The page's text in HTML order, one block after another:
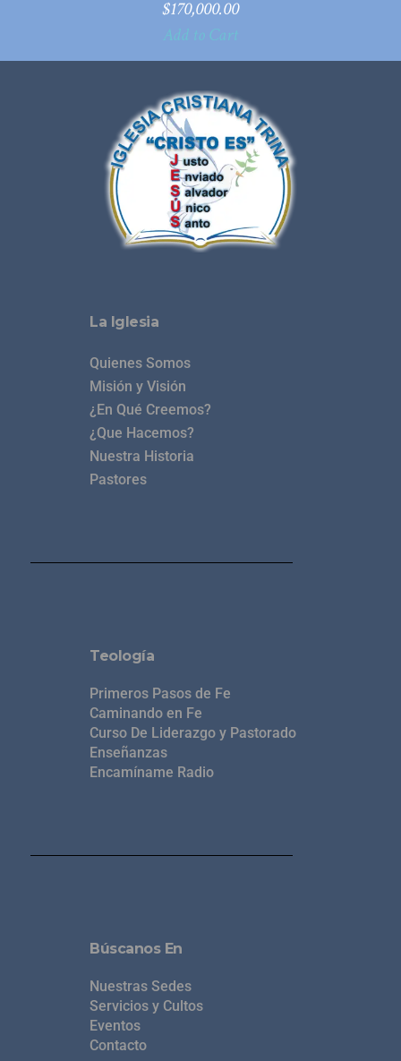
$170,000.00
Add to Cart
La Iglesia
Quienes Somos
Misión y Visión
¿En Qué Creemos?
¿Que Hacemos?
Nuestra Historia
Pastores
Teología
Primeros Pasos de Fe
Caminando en Fe
Curso De Liderazgo y Pastorado
Enseñanzas
Encamíname Radio
Búscanos En
Nuestras Sedes
Servicios y Cultos
Eventos
Contacto